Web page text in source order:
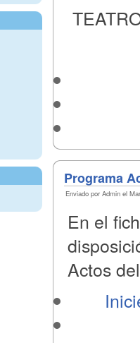
Programa
Enviado por Admin el
En el
Actos